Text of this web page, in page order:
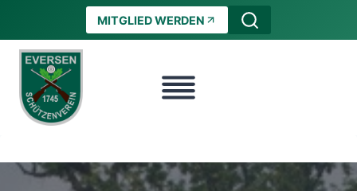
springen
MITGLIED WERDEN